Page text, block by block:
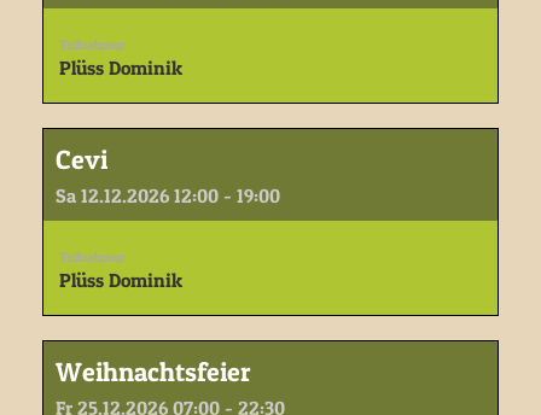
Teilnehmer
Plüss Dominik
Cevi
Sa 12.12.2026 12:00 - 19:00
Teilnehmer
Plüss Dominik
Weihnachtsfeier
Fr 25.12.2026 07:00 - 22:30